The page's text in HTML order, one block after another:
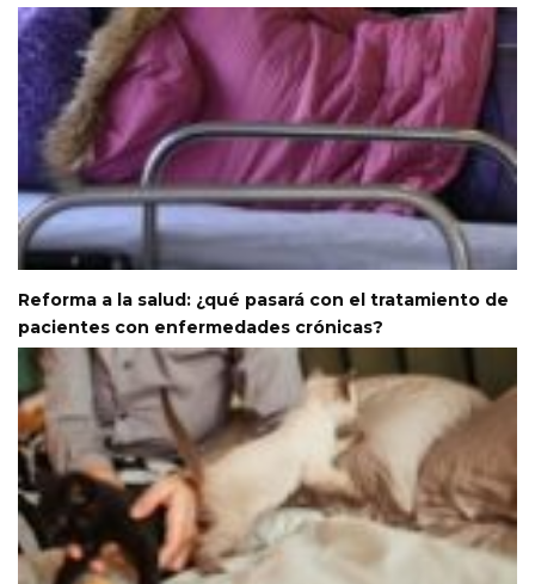
Reforma a la salud: ¿qué pasará con el tratamiento de
pacientes con enfermedades crónicas?